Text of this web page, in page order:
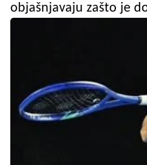
objašnjavaju zašto je